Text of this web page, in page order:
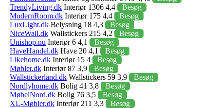
TrendyLiving.dk Interiør 1306 4,4
Besøg
ModernRoom.dk Interiør 175 4,4
Besøg
LuxLight.dk Belysning 18 4,3
Besøg
NiceWall.dk Wallstickers 215 4,2
Besøg
Unishop.nu Interiør 6 4,1
Besøg
HaveHandel.dk Have 20 4,1
Besøg
Likehome.dk Interiør 15 4
Besøg
Møbler.dk Interiør 87 3,9
Besøg
Wallstickerland.dk Wallstickers 59 3,9
Besøg
Nordlyhome.dk Bolig 41 3,8
Besøg
MøbelNord.dk Bolig 76 3,5
Besøg
XL-Møbler.dk Interiør 211 3,3
Besøg